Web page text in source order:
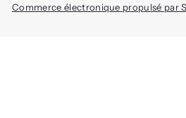
Commerce électronique propulsé par